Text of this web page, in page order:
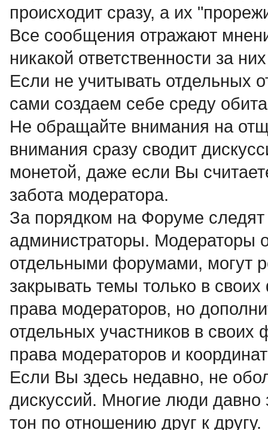
происходит сразу, а их
Все сообщения отражают
никакой ответственности за
Если не учитывать отдельных
сами создаем себе среду
Не обращайте внимания на
внимания сразу сводит
монетой, даже если Вы
забота модератора.
За порядком на Форуме
администраторы. Модераторы
отдельными форумами, могут
закрывать темы только в
права модераторов, но
отдельных участников в
права модераторов и
Если Вы здесь недавно, не
дискуссий. Многие люди давно
тон по отношению друг к другу.